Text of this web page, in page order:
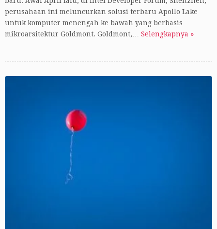
perusahaan ini meluncurkan solusi terbaru Apollo Lake
untuk komputer menengah ke bawah yang berbasis
mikroarsitektur Goldmont. Goldmont,… Selengkapnya »